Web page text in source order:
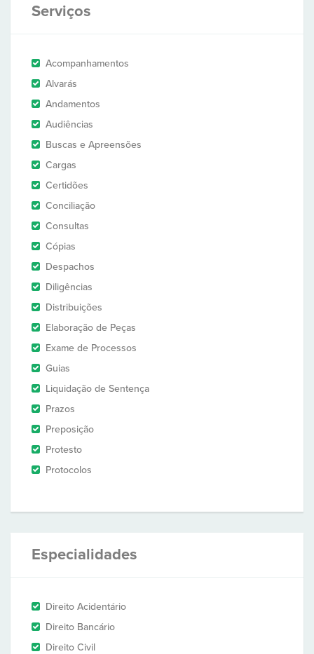
Serviços
Acompanhamentos
Alvarás
Andamentos
Audiências
Buscas e Apreensões
Cargas
Certidões
Conciliação
Consultas
Cópias
Despachos
Diligências
Distribuições
Elaboração de Peças
Exame de Processos
Guias
Liquidação de Sentença
Prazos
Preposição
Protesto
Protocolos
Especialidades
Direito Acidentário
Direito Bancário
Direito Civil